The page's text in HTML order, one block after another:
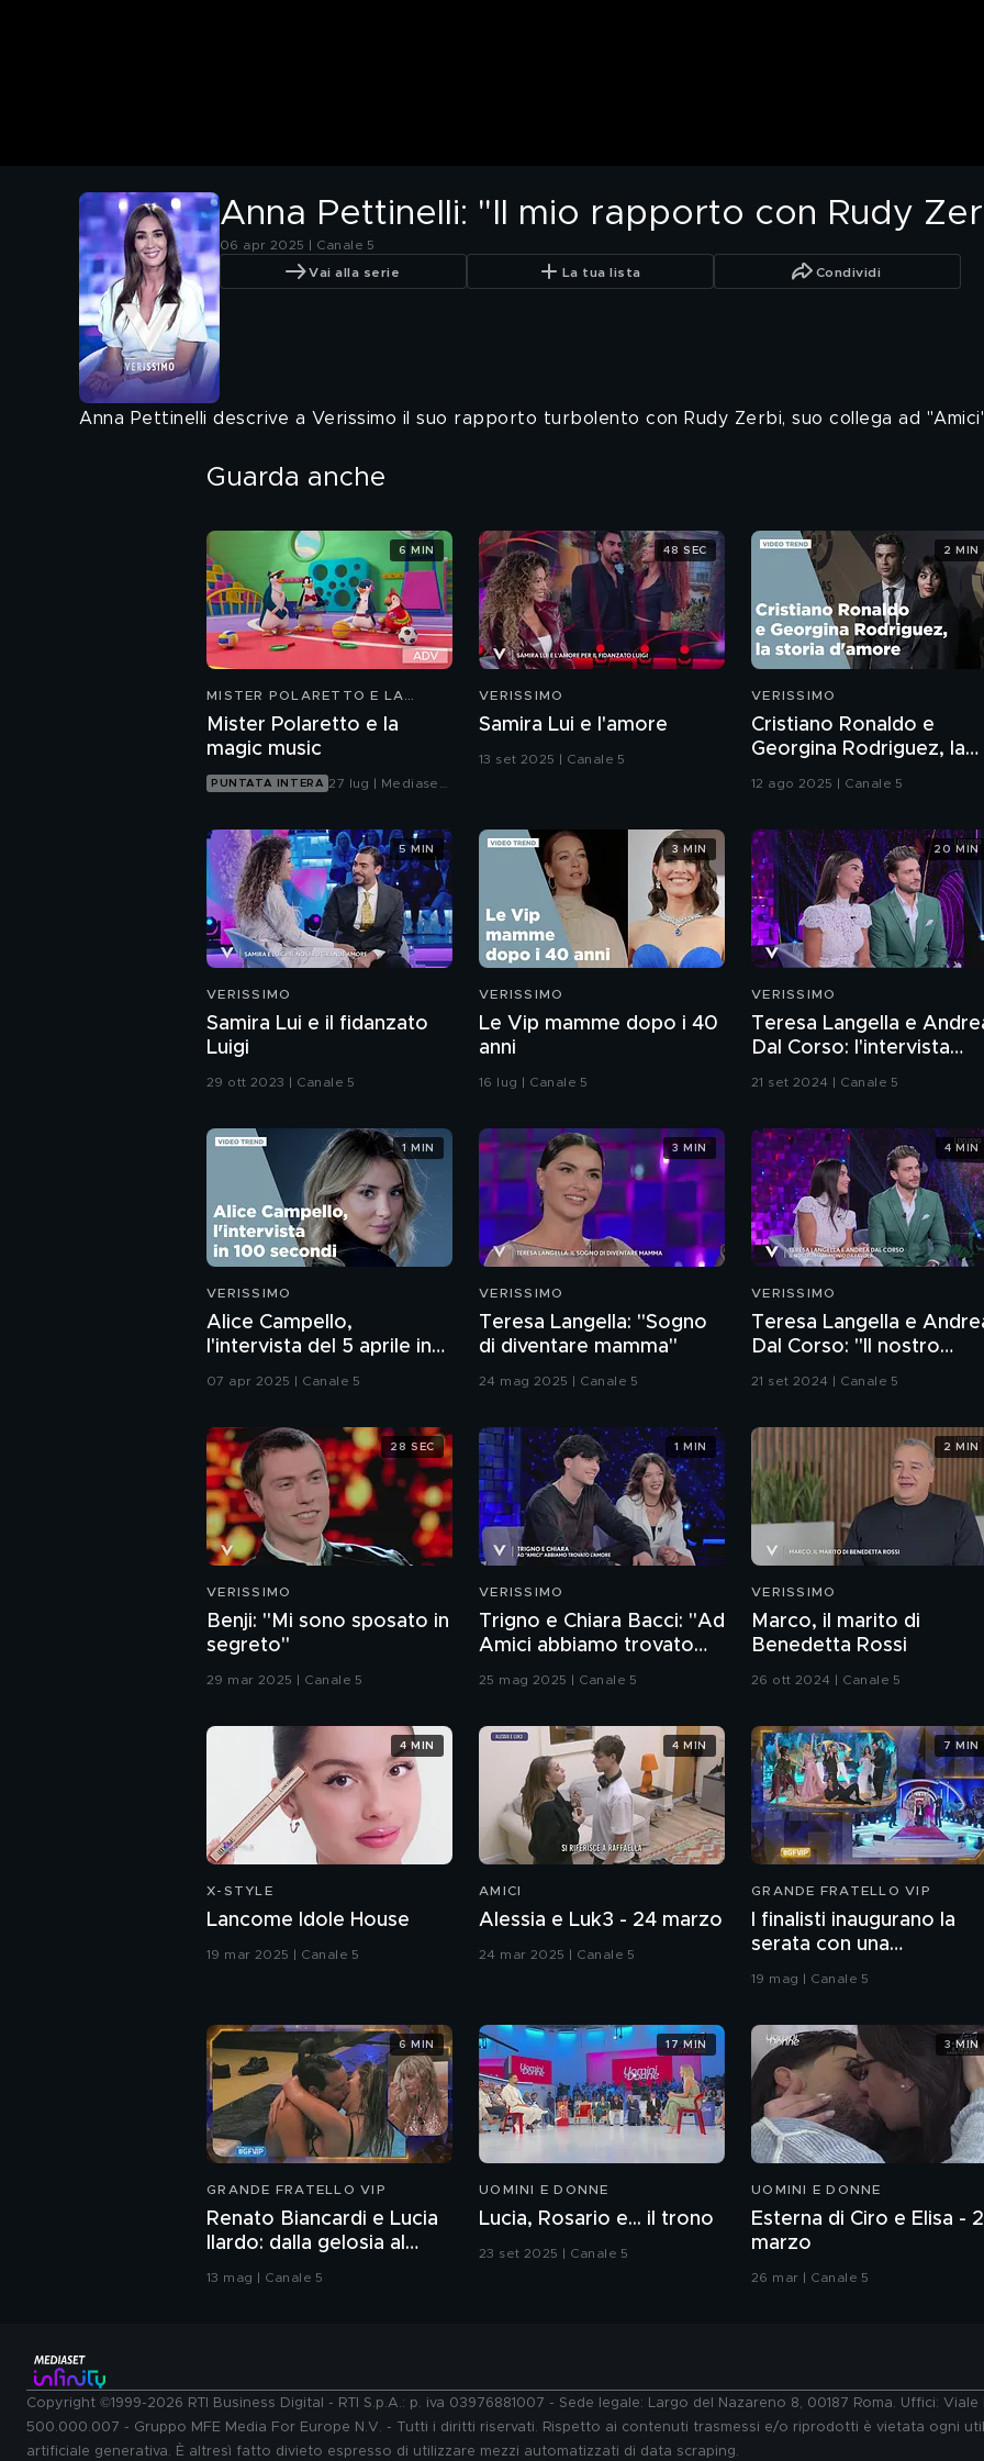
Anna Pettinelli: "Il mio rapporto con Rudy
06 apr 2025 | Canale 5
Vai alla serie La tua lista Condividi
Anna Pettinelli descrive a Verissimo il suo rapporto turbolento con Rudy Zerbi, suo collega ad
Guarda anche
MISTER POLARETTO E LA
Mister Polaretto e la
magic music
PUNTATA INTERA 27 lug | Mediaset
6 MIN
VERISSIMO
Samira Lui e l'amore
13 set 2025 | Canale 5
48 SEC
VERISSIMO
Cristiano Ronaldo e
Georgina Rodriguez, la
storia d'amore
12 ago 2025 | Canale 5
2 MIN
VERISSIMO
Samira Lui e il fidanzato
Luigi
29 ott 2023 | Canale 5
5 MIN
VERISSIMO
Le Vip mamme dopo i 40
anni
16 lug | Canale 5
3 MIN
VERISSIMO
Teresa Langella e
Dal Corso: l'intervista
21 set 2024 | Canale 5
20 MIN
VERISSIMO
Alice Campello,
l'intervista del 5 aprile in
100 secondi
07 apr 2025 | Canale 5
1 MIN
VERISSIMO
Teresa Langella: "Sogno
di diventare mamma"
24 mag 2025 | Canale 5
3 MIN
VERISSIMO
Teresa Langella e
Dal Corso: "Il nostro
matrimonio da favola"
21 set 2024 | Canale 5
4 MIN
VERISSIMO
Benji: "Mi sono sposato in
segreto"
29 mar 2025 | Canale 5
28 SEC
VERISSIMO
Trigno e Chiara Bacci: "Ad
Amici abbiamo trovato
25 mag 2025 | Canale 5
1 MIN
VERISSIMO
Marco, il marito di
Benedetta Rossi
26 ott 2024 | Canale 5
2 MIN
X-STYLE
Lancome Idole House
19 mar 2025 | Canale 5
4 MIN
AMICI
Alessia e Luk3 - 24 marzo
24 mar 2025 | Canale 5
4 MIN
GRANDE FRATELLO VIP
I finalisti inaugurano la
serata con una
coreografia
19 mag | Canale 5
7 MIN
GRANDE FRATELLO VIP
Renato Biancardi e Lucia
Ilardo: dalla gelosia al
13 mag | Canale 5
6 MIN
UOMINI E DONNE
Lucia, Rosario e... il trono
23 set 2025 | Canale 5
17 MIN
UOMINI E DONNE
Esterna di Ciro e Elisa -
marzo
26 mar | Canale 5
3 MIN
Copyright ©1999-2026 RTI Business Digital - RTI S.p.A.: p. iva 03976881007 - Sede legale: Largo del Nazareno 8, 00187 Roma. Uffici:
500.000.007 - Gruppo MFE Media For Europe N.V. - Tutti i diritti riservati. Rispetto ai contenuti trasmessi e/o riprodotti è vietata ogni
artificiale generativa. È altresì fatto divieto espresso di utilizzare mezzi automatizzati di data scraping.